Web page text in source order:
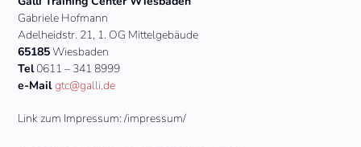
Gabriele Hofmann
Adelheidstr. 21, 1. OG Mittelgebäude
65185Wiesbaden
Tel0611 – 341 8999
e-Mailgtc@galli.de
Link zum Impressum: /impressum/